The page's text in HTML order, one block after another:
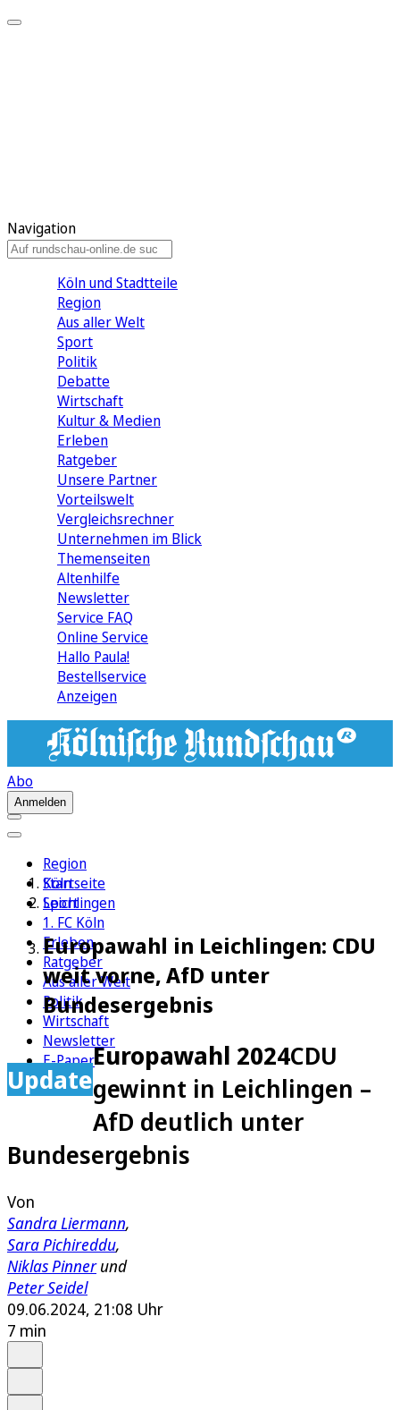
Navigation
Köln und Stadtteile
Region
Aus aller Welt
Sport
Politik
Debatte
Wirtschaft
Kultur & Medien
Erleben
Ratgeber
Unsere Partner
Vorteilswelt
Vergleichsrechner
Unternehmen im Blick
Themenseiten
Altenhilfe
Newsletter
Service FAQ
Online Service
Hallo Paula!
Bestellservice
Anzeigen
Abo
Anmelden
Region
Köln
Sport
1. FC Köln
Erleben
Ratgeber
Aus aller Welt
Politik
Wirtschaft
Newsletter
E-Paper
Startseite
Leichlingen
Europawahl in Leichlingen: CDU
weit vorne, AfD unter
Bundesergebnis
Update
Europawahl 2024CDU
gewinnt in Leichlingen –
AfD deutlich unter
Bundesergebnis
Von
Sandra Liermann,
Sara Pichireddu,
Niklas Pinnerund
Peter Seidel
09.06.2024, 21:08 Uhr
7 min